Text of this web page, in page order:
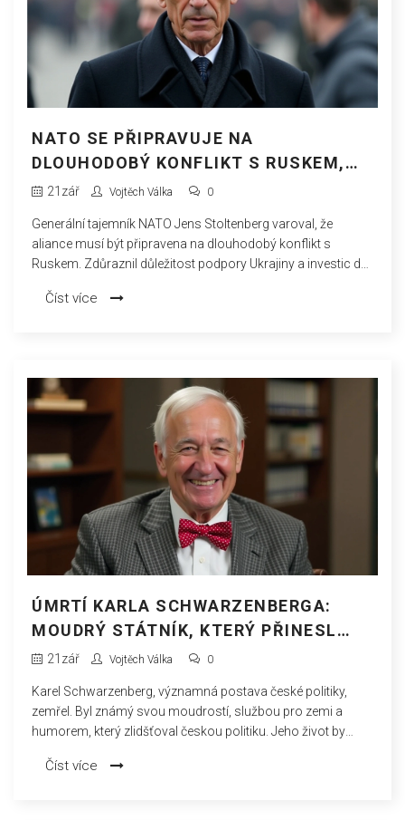
NATO SE PŘIPRAVUJE NA
DLOUHODOBÝ KONFLIKT S RUSKEM,
VARUJE GENERÁLNÍ TAJEMNÍK
21 zář Vojtěch Válka 0
Generální tajemník NATO Jens Stoltenberg varoval, že
aliance musí být připravena na dlouhodobý konflikt s
Ruskem. Zdůraznil důležitost podpory Ukrajiny a investic do
Stoltenbergova varování přicházejí uprostřed napětí mezi
Číst více
ÚMRTÍ KARLA SCHWARZENBERGA:
MOUDRÝ STÁTNÍK, KTERÝ PŘINESL
HUMOR A SLUŽBU DO ČESKÉ POLITIKY
21 zář Vojtěch Válka 0
Karel Schwarzenberg, významná postava české politiky,
zemřel. Byl známý svou moudrostí, službou pro zemi a
humorem, který zlidšťoval českou politiku. Jeho život by
Poslední rozloučení je ztrátou významného pilíře české
Číst více